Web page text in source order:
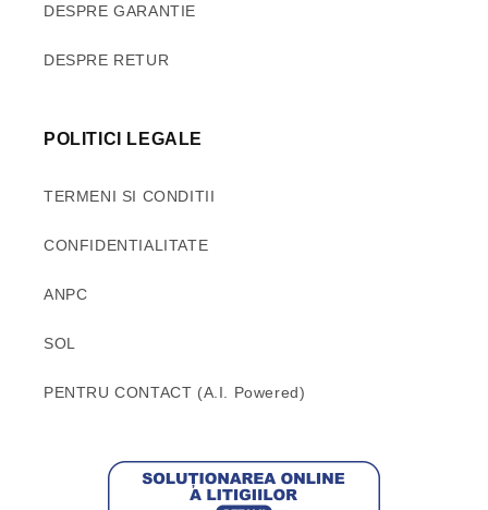
DESPRE GARANTIE
DESPRE RETUR
POLITICI LEGALE
TERMENI SI CONDITII
CONFIDENTIALITATE
ANPC
SOL
PENTRU CONTACT (A.I. Powered)